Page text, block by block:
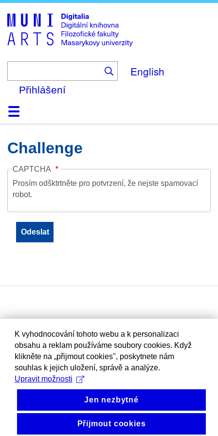
to
main
content
English
Přihlášení
DomůKolekce
Prohlížení
Vyhledávání
O platformě
Nápověda
KontaktDigitalia
Challenge
CAPTCHA
Prosím odšktrtněte pro potvrzení, že nejste spamovací
robot.
K vyhodnocování tohoto webu a k personalizaci
obsahu a reklam používáme soubory cookies. Když
klikněte na „přijmout cookies", poskytnete nám
souhlas k jejich uložení, správě a analýze.
Upravit možnosti
Jen nezbytné
Přijmout cookies